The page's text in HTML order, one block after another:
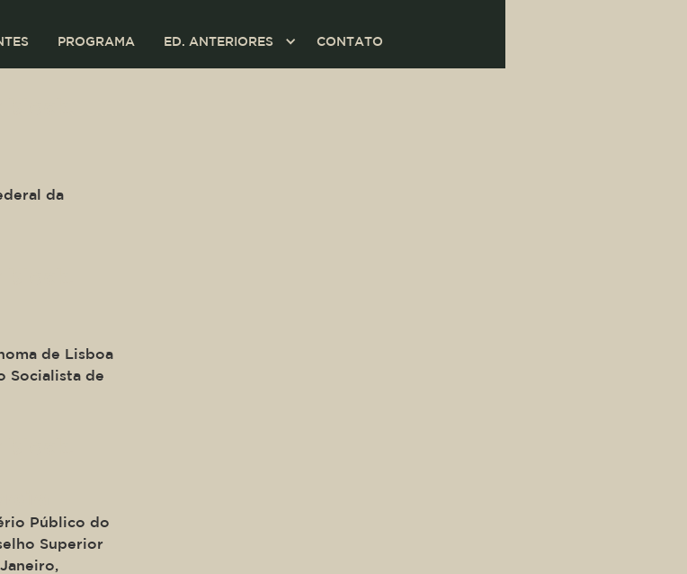
PROGRAMA ED. ANTERIORES CONTATO
da
de Lisboa
Socialista de
Público do
Superior